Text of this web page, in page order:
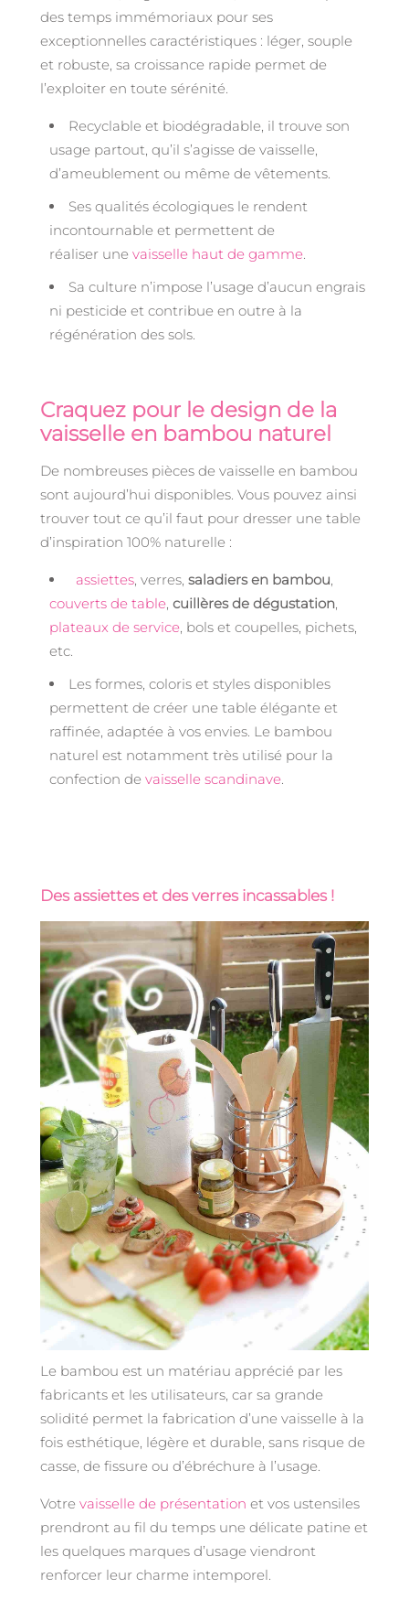
des temps immémoriaux pour ses
exceptionnelles caractéristiques : léger, souple
et robuste, sa croissance rapide permet de
l’exploiter en toute sérénité.
Recyclable et biodégradable, il trouve son
usage partout, qu’il s’agisse de vaisselle,
d’ameublement ou même de vêtements.
Ses qualités écologiques le rendent
incontournable et permettent de
réaliser une vaisselle haut de gamme.
Sa culture n’impose l’usage d’aucun engrais
ni pesticide et contribue en outre à la
régénération des sols.
Craquez pour le design de la
vaisselle en bambou naturel
De nombreuses pièces de vaisselle en bambou
sont aujourd’hui disponibles. Vous pouvez ainsi
trouver tout ce qu’il faut pour dresser une table
d’inspiration 100% naturelle :
assiettes, verres, saladiers en bambou,
couverts de table, cuillères de dégustation,
plateaux de service, bols et coupelles, pichets,
etc.
Les formes, coloris et styles disponibles
permettent de créer une table élégante et
raffinée, adaptée à vos envies. Le bambou
naturel est notamment très utilisé pour la
confection de vaisselle scandinave.
Des assiettes et des verres incassables !
Le bambou est un matériau apprécié par les
fabricants et les utilisateurs, car sa grande
solidité permet la fabrication d’une vaisselle à la
fois esthétique, légère et durable, sans risque de
casse, de fissure ou d’ébréchure à l’usage.
Votre vaisselle de présentation et vos ustensiles
prendront au fil du temps une délicate patine et
les quelques marques d’usage viendront
renforcer leur charme intemporel.